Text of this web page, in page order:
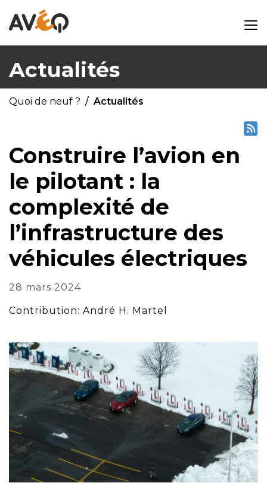
Actualités
Quoi de neuf ? Actualités
Construire l’avion en
le pilotant : la
complexité de
l’infrastructure des
véhicules électriques
28 mars 2024
Contribution: André H. Martel